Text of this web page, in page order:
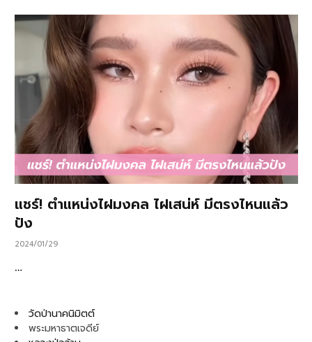
แชร์! ตำแหน่งไฝมงคล ไฝเสน่ห์ มีตรงไหนแล้ว
ปัง
2024/01/29
…
วัดป่านาคนิมิตต์
พระมหาธาตเจดีย์